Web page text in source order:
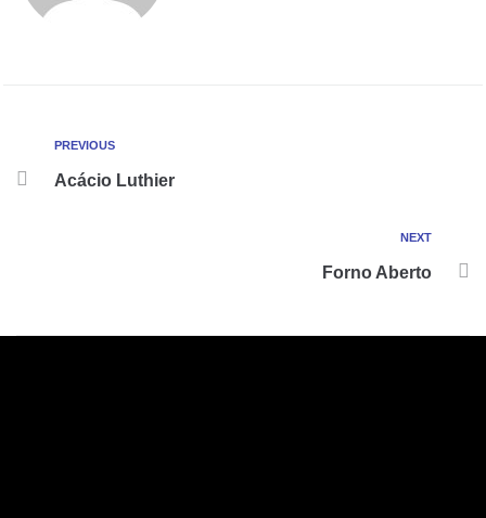
PREVIOUS
Acácio Luthier
NEXT
Forno Aberto